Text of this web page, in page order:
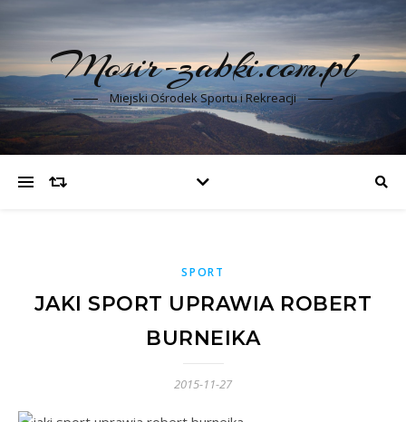
Mosir-zabki.com.pl
Miejski Ośrodek Sportu i Rekreacji
SPORT
JAKI SPORT UPRAWIA ROBERT
BURNEIKA
2015-11-27